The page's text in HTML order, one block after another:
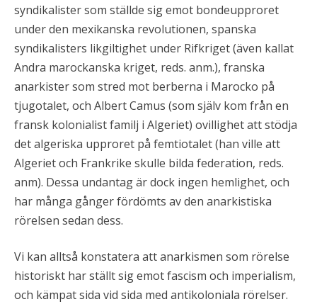
syndikalister som ställde sig emot bondeupproret
under den mexikanska revolutionen, spanska
syndikalisters likgiltighet under Rifkriget (även kallat
Andra marockanska kriget, reds. anm.), franska
anarkister som stred mot berberna i Marocko på
tjugotalet, och Albert Camus (som själv kom från en
fransk kolonialist familj i Algeriet) ovillighet att stödja
det algeriska upproret på femtiotalet (han ville att
Algeriet och Frankrike skulle bilda federation, reds.
anm). Dessa undantag är dock ingen hemlighet, och
har många gånger fördömts av den anarkistiska
rörelsen sedan dess.
Vi kan alltså konstatera att anarkismen som rörelse
historiskt har ställt sig emot fascism och imperialism,
och kämpat sida vid sida med antikoloniala rörelser.